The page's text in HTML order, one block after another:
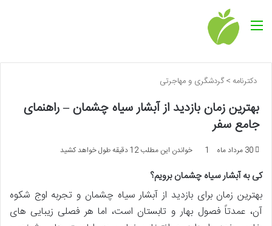
منو
دکترنامه >گردشگری و مهاجرتی
بهترین زمان بازدید از آبشار سیاه چشمان – راهنمای
جامع سفر
30 مرداد ماه 1 خواندن این مطلب 12 دقیقه طول خواهد کشید
کی به آبشار سیاه چشمان برویم؟
بهترین زمان برای بازدید از آبشار سیاه چشمان و تجربه اوج شکوه
آن، عمدتاً فصول بهار و تابستان است، اما هر فصلی زیبایی های